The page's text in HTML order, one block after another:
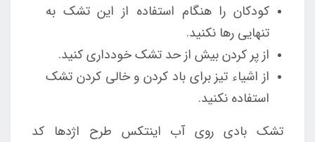
کودکان را هنگام استفاده از این تشک به
تنهایی رها نکنید.
از پر کردن بیش از حد تشک خودداری کنید.
از اشیاء تیز برای باد کردن و خالی کردن تشک
استفاده نکنید.
تشک بادی روی آب اینتکس طرح اژدها کد